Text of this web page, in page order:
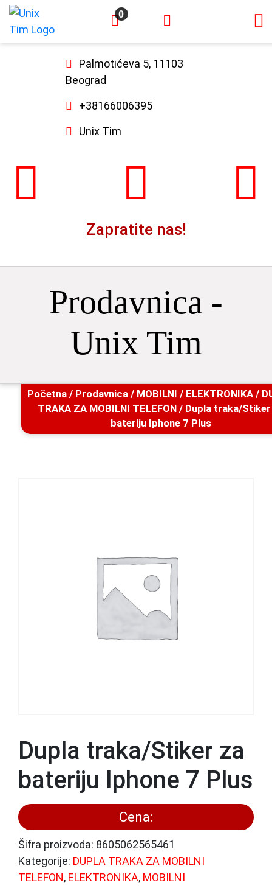
×
0
Palmotićeva 5, 11103
Beograd
+38166006395
Unix Tim
Zapratite nas!
Prodavnica -
Unix Tim
Početna / Prodavnica / MOBILNI / ELEKTRONIKA /
TRAKA ZA MOBILNI TELEFON / Dupla traka/Stiker
bateriju Iphone 7 Plus
Dupla traka/Stiker za
bateriju Iphone 7 Plus
Cena:
Šifra proizvoda: 8605062565461
Kategorije: DUPLA TRAKA ZA MOBILNI
TELEFON, ELEKTRONIKA, MOBILNI